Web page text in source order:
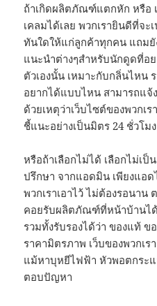
ถ้าเกิดผลิตภัณฑ์แตกหัก หรือ
เคลมได้เลย พวกเรายินดีที่จ
ทันใดให้แก่ลูกค้าทุกคน แถม
แนะนำต่างๆสำหรับนักดูดที่อ
ตัวเองนั้น เหมาะกับกลิ่นไหน
อยากได้แบบไหน สามารถแ
ด้วยเหตุว่าเว็บไซต์ของพวกเ
ชี้แนะอย่างเป็นมิตร 24 ชั่วโม
หรือถ้าเลือกไม่ได้ เลือกไม่เ
ปรึกษา จากแอดมิน เพียงแ
พวกเราเอาไว้ ไม่ต้องรอนา
คอยรับผลิตภัณฑ์ที่หน้าบ้านได้
รวมทั้งรับรองได้ว่า ของแท้ ข
ราคามิตรภาพ เว็บของพวกเ
แม้หาบุหยีไฟฟ้า หัวพอตกระแ
ตอบปัญหา